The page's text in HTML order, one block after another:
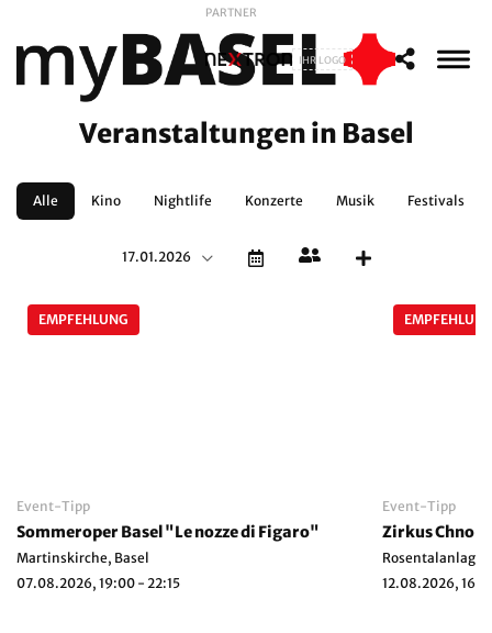
PARTNER
IHR LOGO
Veranstaltungen in Basel
Alle Kino Nightlife Konzerte Musik Festivals
17.01.2026
EMPFEHLUNG
Event-Tipp
Sommeroper Basel "Le nozze di Figaro"
Martinskirche, Basel
07.08.2026, 19:00 - 22:15
Event-Tipp
Rosentalanlage,
12.08.2026,